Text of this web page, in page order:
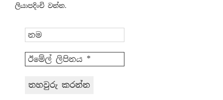
ලියාපදිංචි වන්න.